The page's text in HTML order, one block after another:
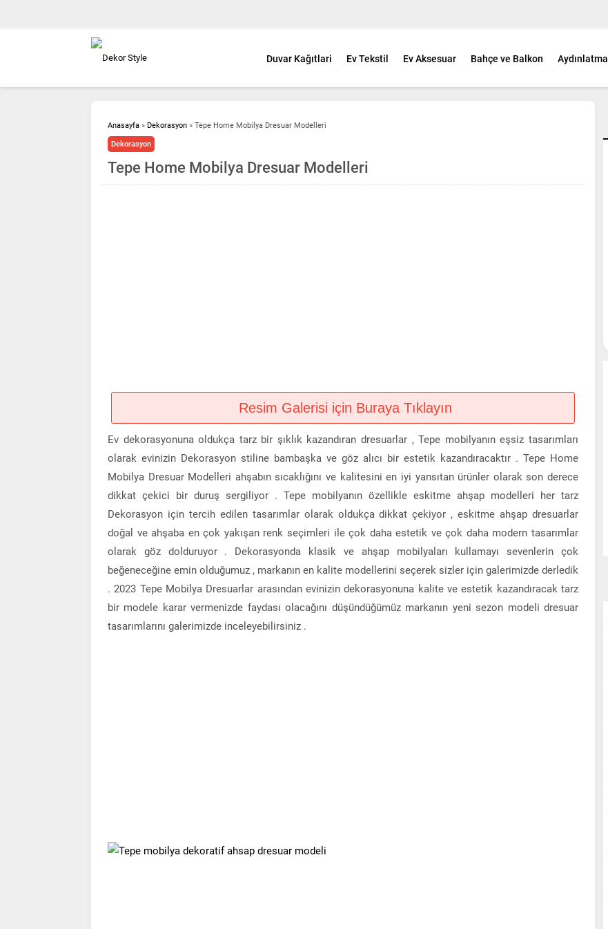
Duvar Kağıtlari Ev Tekstil Ev Aksesuar Bahçe ve Balkon Aydınlatma
Anasayfa » Dekorasyon » Tepe Home Mobilya Dresuar Modelleri
Dekorasyon
Tepe Home Mobilya Dresuar Modelleri
Resim Galerisi için Buraya Tıklayın
Ev dekorasyonuna oldukça tarz bir şıklık kazandıran dresuarlar , Tepe mobilyanın eşsiz tasarımları
olarak evinizin Dekorasyon stiline bambaşka ve göz alıcı bir estetik kazandıracaktır . Tepe Home
Mobilya Dresuar Modelleri ahşabın sıcaklığını ve kalitesini en iyi yansıtan ürünler olarak son derece
dikkat çekici bir duruş sergiliyor . Tepe mobilyanın özellikle eskitme ahşap modelleri her tarz
Dekorasyon için tercih edilen tasarımlar olarak oldukça dikkat çekiyor , eskitme ahşap dresuarlar
doğal ve ahşaba en çok yakışan renk seçimleri ile çok daha estetik ve çok daha modern tasarımlar
olarak göz dolduruyor . Dekorasyonda klasik ve ahşap mobilyaları kullamayı sevenlerin çok
beğeneceğine emin olduğumuz , markanın en kalite modellerini seçerek sizler için galerimizde derledik
. 2023 Tepe Mobilya Dresuarlar arasından evinizin dekorasyonuna kalite ve estetik kazandıracak tarz
bir modele karar vermenizde faydası olacağını düşündüğümüz markanın yeni sezon modeli dresuar
tasarımlarını galerimizde inceleyebilirsiniz .